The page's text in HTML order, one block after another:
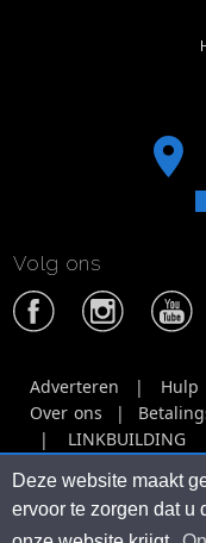
Deze website maakt
ervoor te zorgen dat u
Volg ons
Adverteren | Hulp
Over ons |
|
LINKBUILDING
Agencies
Marktplaatsen -